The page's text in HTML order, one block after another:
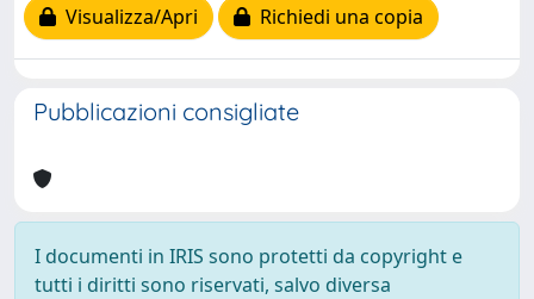
Visualizza/Apri
Richiedi una copia
Pubblicazioni consigliate
I documenti in IRIS sono protetti da copyright e
tutti i diritti sono riservati, salvo diversa